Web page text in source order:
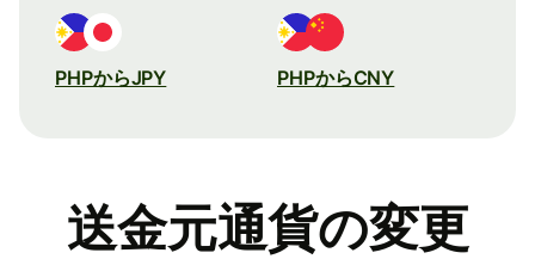
PHPからJPY PHPからCNY
送金元通貨の変更